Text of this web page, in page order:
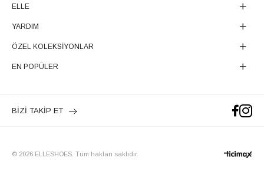
ELLE
YARDIM
ÖZEL KOLEKSİYONLAR
EN POPÜLER
BİZİ TAKİP ET
© 2026 ELLESHOES. Tüm hakları saklıdır.